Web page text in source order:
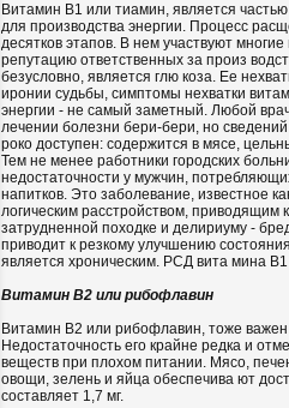
Витамин В1 или тиамин, является
для производства энергии. Процесс
десятков этапов. В нем участвуют
репутацию ответственных за произ
безусловно, является глю коза. Ее
иронии судьбы, симптомы нехватки
энергии - не самый заметный. Любой
лечении болезни бери-бери, но
роко доступен: содержится в мясе,
Тем не менее работники городских
недостаточности у мужчин,
напитков. Это заболевание, известное
логическим расстройством, приводящим
затрудненной походке и делириуму -
приводит к резкому улучшению
является хроническим. РСД вита мина В1
Витамин B2 или рибофлавин
Витамин В2 или рибофлавин, тоже
Недостаточность его крайне редка и
веществ при плохом питании. Мясо,
овощи, зелень и яйца обеспечива ют
составляет 1,7 мг.